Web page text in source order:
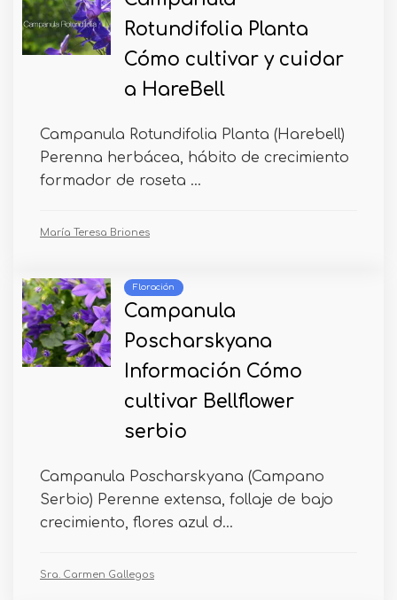
Rotundifolia Planta
Cómo cultivar y cuidar
a HareBell
Campanula Rotundifolia Planta (Harebell)
Perenna herbácea, hábito de crecimiento
formador de roseta ...
María Teresa Briones
Floración
Campanula
Poscharskyana
Información Cómo
cultivar Bellflower
serbio
Campanula Poscharskyana (Campano
Serbio) Perenne extensa, follaje de bajo
crecimiento, flores azul d...
Sra. Carmen Gallegos